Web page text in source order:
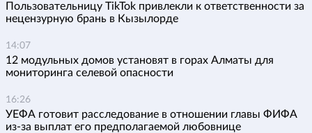
Пользовательницу TikTok привлекли к ответственности за
нецензурную брань в Кызылорде
14:07
12 модульных домов установят в горах Алматы для
мониторинга селевой опасности
16:26
УЕФА готовит расследование в отношении главы ФИФА
из-за выплат его предполагаемой любовнице